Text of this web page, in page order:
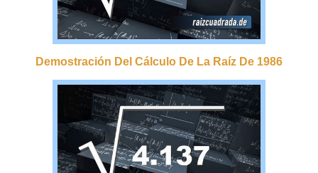
Demostración Del Cálculo De La Raíz De 1986